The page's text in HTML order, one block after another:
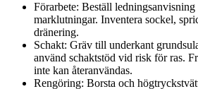
Förarbete: Beställ
marklutningar. Inventera sockel,
dränering.
Schakt: Gräv till underkant
använd schaktstöd vid risk för ras.
inte kan återanvändas.
Rengöring: Borsta och